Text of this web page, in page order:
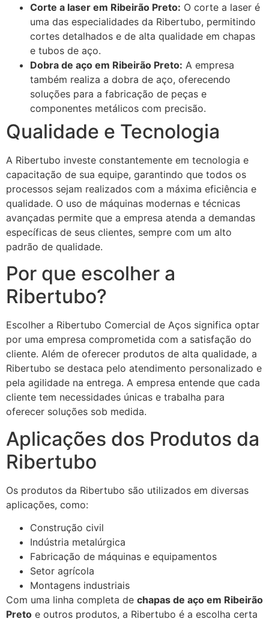
Corte a laser em Ribeirão Preto: O corte a laser é
uma das especialidades da Ribertubo, permitindo
cortes detalhados e de alta qualidade em chapas
e tubos de aço.
Dobra de aço em Ribeirão Preto: A empresa
também realiza a dobra de aço, oferecendo
soluções para a fabricação de peças e
componentes metálicos com precisão.
Qualidade e Tecnologia
A Ribertubo investe constantemente em tecnologia e
capacitação de sua equipe, garantindo que todos os
processos sejam realizados com a máxima eficiência e
qualidade. O uso de máquinas modernas e técnicas
avançadas permite que a empresa atenda a demandas
específicas de seus clientes, sempre com um alto
padrão de qualidade.
Por que escolher a
Ribertubo?
Escolher a Ribertubo Comercial de Aços significa optar
por uma empresa comprometida com a satisfação do
cliente. Além de oferecer produtos de alta qualidade, a
Ribertubo se destaca pelo atendimento personalizado e
pela agilidade na entrega. A empresa entende que cada
cliente tem necessidades únicas e trabalha para
oferecer soluções sob medida.
Aplicações dos Produtos da
Ribertubo
Os produtos da Ribertubo são utilizados em diversas
aplicações, como:
Construção civil
Indústria metalúrgica
Fabricação de máquinas e equipamentos
Setor agrícola
Montagens industriais
Com uma linha completa de chapas de aço em Ribeirão
Preto e outros produtos, a Ribertubo é a escolha certa